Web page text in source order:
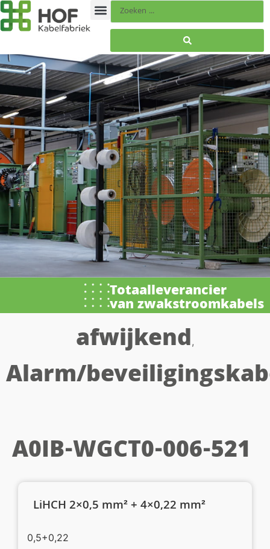
Totaalleverancier
van zwakstroomkabels
afwijkend,
Alarm/
A0IB-WGCT0-006-521
LiHCH 2×0,5 mm² + 4×0,22 mm²
0,5+0,22